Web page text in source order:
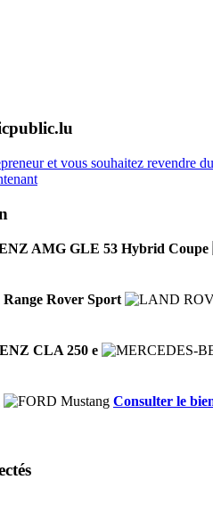
AMG GLE 53 Hybrid Coupe
Rover Sport
CLA 250 e
Consulter le